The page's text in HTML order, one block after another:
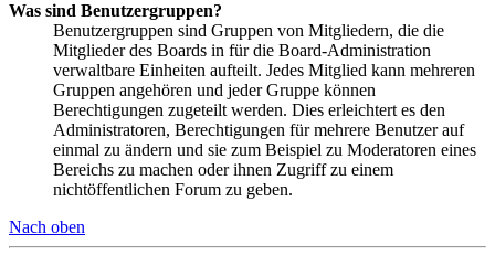
Was sind Benutzergruppen?
Benutzergruppen sind Gruppen von Mitgliedern, die die
Mitglieder des Boards in für die Board-Administration
verwaltbare Einheiten aufteilt. Jedes Mitglied kann mehreren
Gruppen angehören und jeder Gruppe können
Berechtigungen zugeteilt werden. Dies erleichtert es den
Administratoren, Berechtigungen für mehrere Benutzer auf
einmal zu ändern und sie zum Beispiel zu Moderatoren eines
Bereichs zu machen oder ihnen Zugriff zu einem
nichtöffentlichen Forum zu geben.
Nach oben